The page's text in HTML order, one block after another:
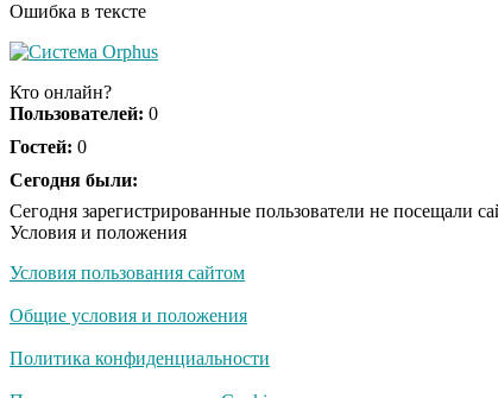
Ошибка в тексте
Кто онлайн?
Пользователей: 0
Гостей: 0
Сегодня были:
Сегодня зарегистрированные пользователи не посещали
Условия и положения
Условия пользования сайтом
Общие условия и положения
Политика конфиденциальности